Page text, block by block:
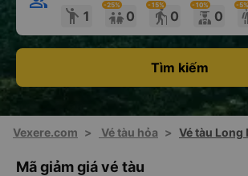
emoji_people 1 0
-25%
elderly 0
-15%
0
-10% -5%
Tìm kiếm
Vexere.com > Vé tàu hỏa > Vé tàu Long
Mã giảm giá vé tàu